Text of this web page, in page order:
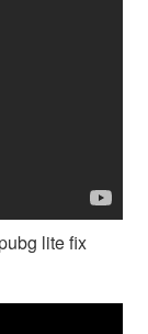
lite fix